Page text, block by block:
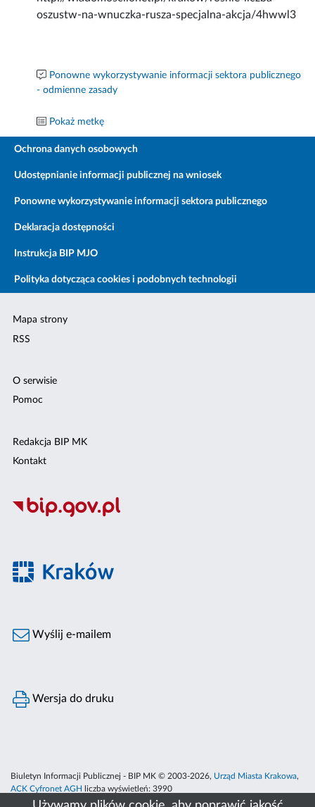
oszustw-na-wnuczka-rusza-specjalna-akcja/4hwwl3
Ponowne wykorzystywanie informacji sektora publicznego
- odmienne zasady
Pokaż metkę
Ochrona danych osobowych
Udostępnianie informacji publicznej na wniosek
Ponowne wykorzystywanie informacji sektora publicznego
Deklaracja dostępności
Instrukcja BIP MJO
Polityka dotycząca cookies i podobnych technologii
Mapa strony
RSS
O serwisie
Pomoc
Redakcja BIP MK
Kontakt
Wyślij e-mailem
Wersja do druku
Biuletyn Informacji Publicznej - BIP MK © 2003-2026, Urząd Miasta Krakowa,
ACK Cyfronet AGH
liczba wyświetleń: 3990